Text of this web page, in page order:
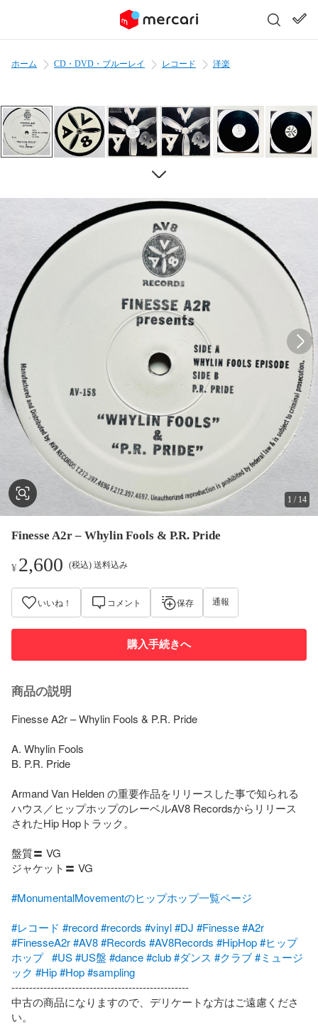
ホーム CD・DVD・ブルーレイ レコード 洋楽
1 / 14
Finesse A2r – Whylin Fools & P.R. Pride
¥2,600 (税込) 送料込み
いいね！ コメント 保存 通報
購入手続きへ
商品の説明
Finesse A2r – Whylin Fools & P.R. Pride
A. Whylin Fools
B. P.R. Pride
Armand Van Helden の重要作品をリリースした事で知られる
ハウス／ヒップホップのレーベルAV8 Recordsからリリース
されたHip Hopトラック。
盤質〓 VG
ジャケット〓 VG
#MonumentalMovementのヒップホップ一覧ページ
#レコード #record#records #vinyl#DJ #Finesse#A2r
#FinesseA2r#AV8#Records #AV8Records #HipHop#ヒップ
ホップ #US#US盤 #dance#club#ダンス #クラブ#ミュージ
ック #Hip#Hop#sampling
--------------------------------------------------
中古の商品になりますので、デリケートな方はご遠慮くださ
い。